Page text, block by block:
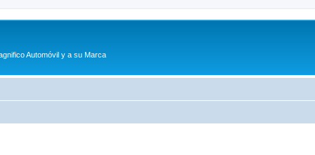
Automóvil y a su Marca